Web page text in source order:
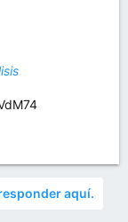
aquí.